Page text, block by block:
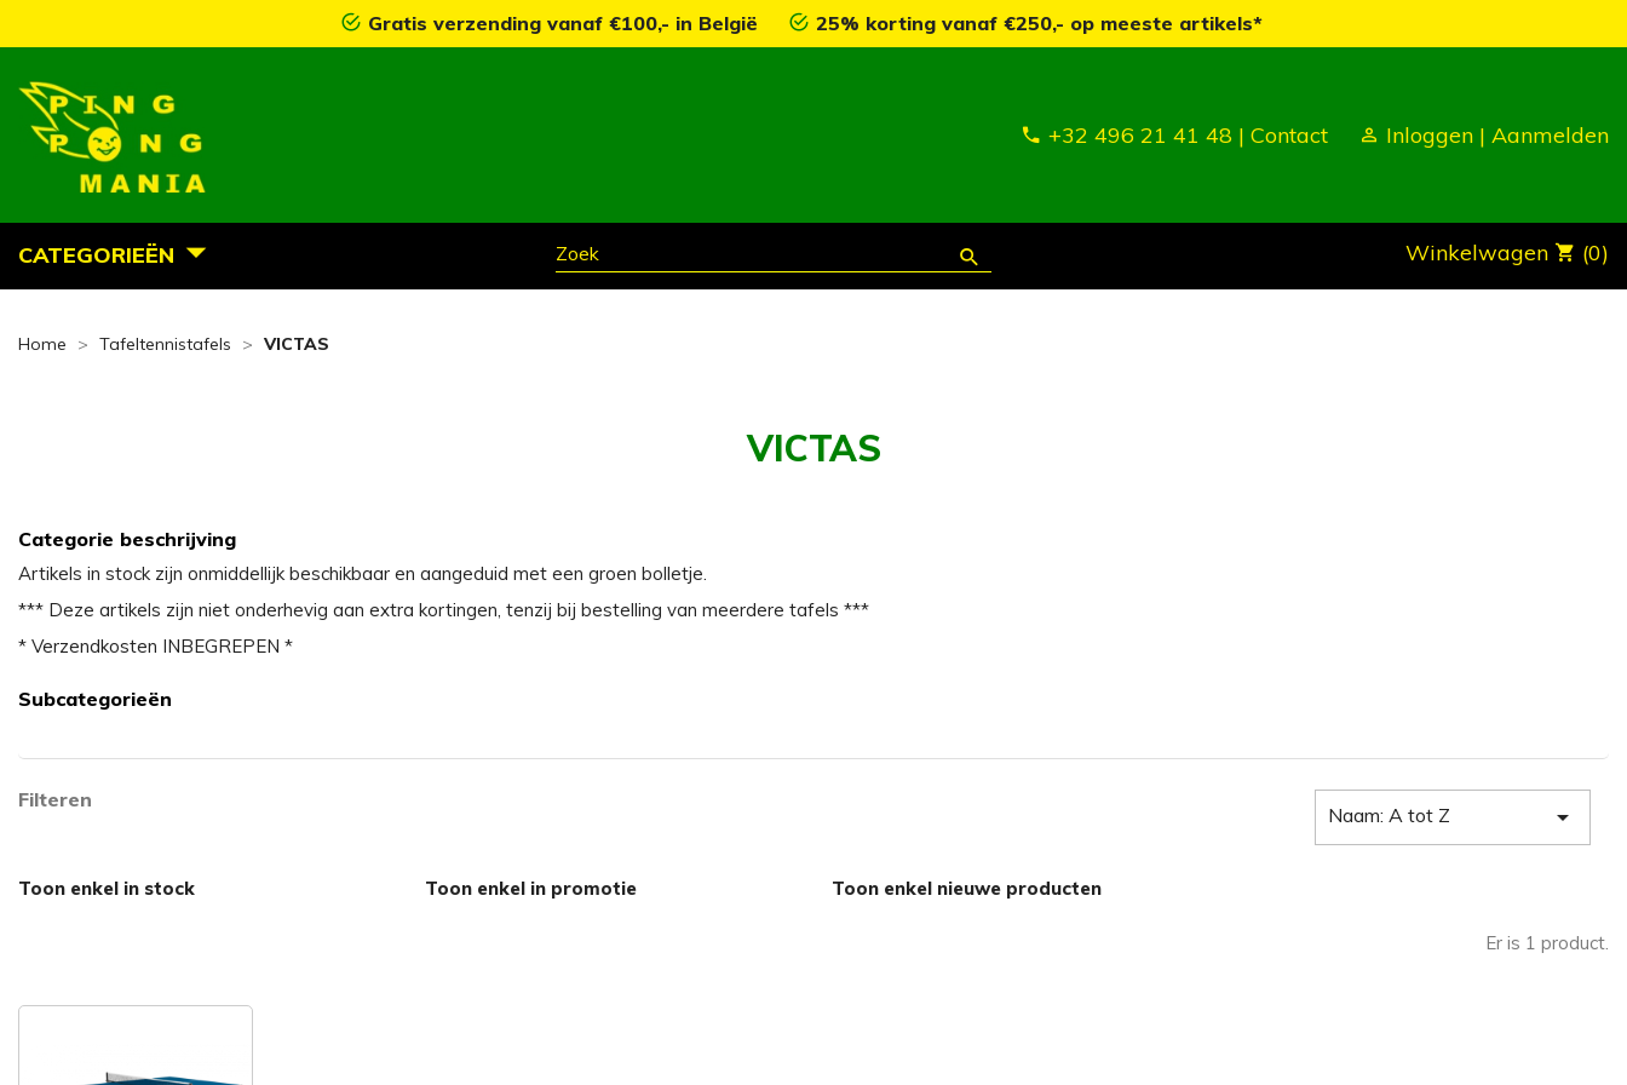
Gratis verzending vanaf €100,- in België 25% korting vanaf €250,- op meeste artikels*
+32 496 21 41 48 | Contact Inloggen | Aanmelden
CATEGORIEËN Winkelwagen (0)
Home Tafeltennistafels VICTAS
VICTAS
Categorie beschrijving
Artikels in stock zijn onmiddellijk beschikbaar en aangeduid met een groen bolletje.
*** Deze artikels zijn niet onderhevig aan extra kortingen, tenzij bij bestelling van meerdere tafels ***
* Verzendkosten INBEGREPEN *
Subcategorieën
Filteren
Naam: A tot Z 
Toon enkel in stock Toon enkel in promotie Toon enkel nieuwe producten
Er is 1 product.